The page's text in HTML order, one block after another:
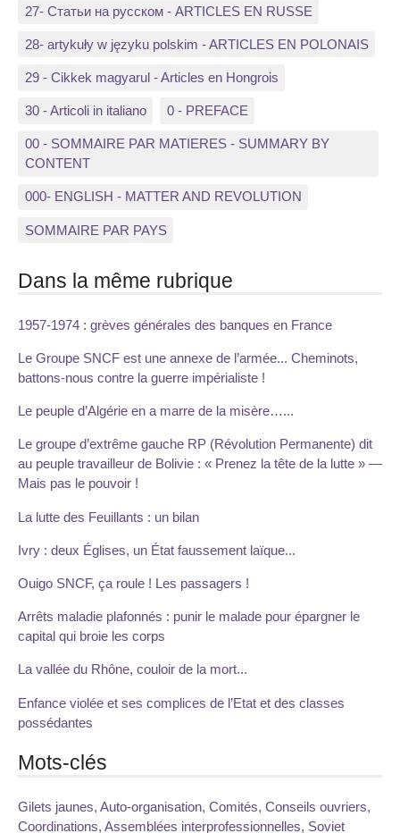
27- Статьи на русском - ARTICLES EN RUSSE
28- artykuły w języku polskim - ARTICLES EN POLONAIS
29 - Cikkek magyarul - Articles en Hongrois
30 - Articoli in italiano 0 - PREFACE
00 - SOMMAIRE PAR MATIERES - SUMMARY BY
CONTENT
000- ENGLISH - MATTER AND REVOLUTION
SOMMAIRE PAR PAYS
Dans la même rubrique
1957-1974 : grèves générales des banques en France
Le Groupe SNCF est une annexe de l’armée... Cheminots,
battons-nous contre la guerre impérialiste !
Le peuple d’Algérie en a marre de la misère…...
Le groupe d’extrême gauche RP (Révolution Permanente) dit
au peuple travailleur de Bolivie : « Prenez la tête de la lutte » —
Mais pas le pouvoir !
La lutte des Feuillants : un bilan
Ivry : deux Églises, un État faussement laïque...
Ouigo SNCF, ça roule ! Les passagers !
Arrêts maladie plafonnés : punir le malade pour épargner le
capital qui broie les corps
La vallée du Rhône, couloir de la mort...
Enfance violée et ses complices de l’Etat et des classes
possédantes
Mots-clés
Gilets jaunes, Auto-organisation, Comités, Conseils ouvriers,
Coordinations, Assemblées interprofessionnelles, Soviet